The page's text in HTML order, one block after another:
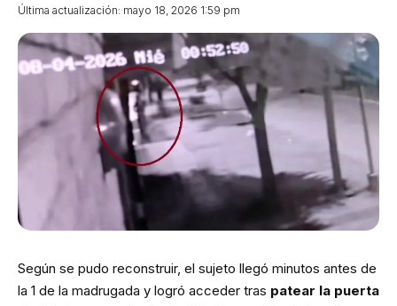
Última actualización: mayo 18, 2026 1:59 pm
Según se pudo reconstruir, el sujeto llegó minutos antes de
la 1 de la madrugada y logró acceder tras patear la puerta